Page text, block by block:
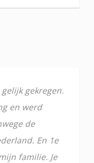
gekregen.
en werd
de
En 1e
familie. Je